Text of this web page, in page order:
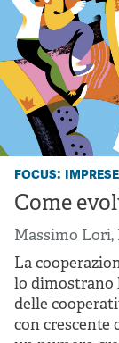
focus:
Come
Massimo Lori,
La
lo dimostrano
delle
con crescente